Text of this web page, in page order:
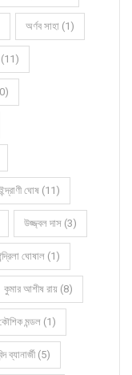
অর্ণব সাহা (1)
(11)
ইন্দ্রাণী ঘোষ (11)
উজ্জ্বল দাস (3)
ঘোষাল (1)
কুমার আশীষ রায় (8)
মন্ডল (1)
ব্যানার্জী (5)